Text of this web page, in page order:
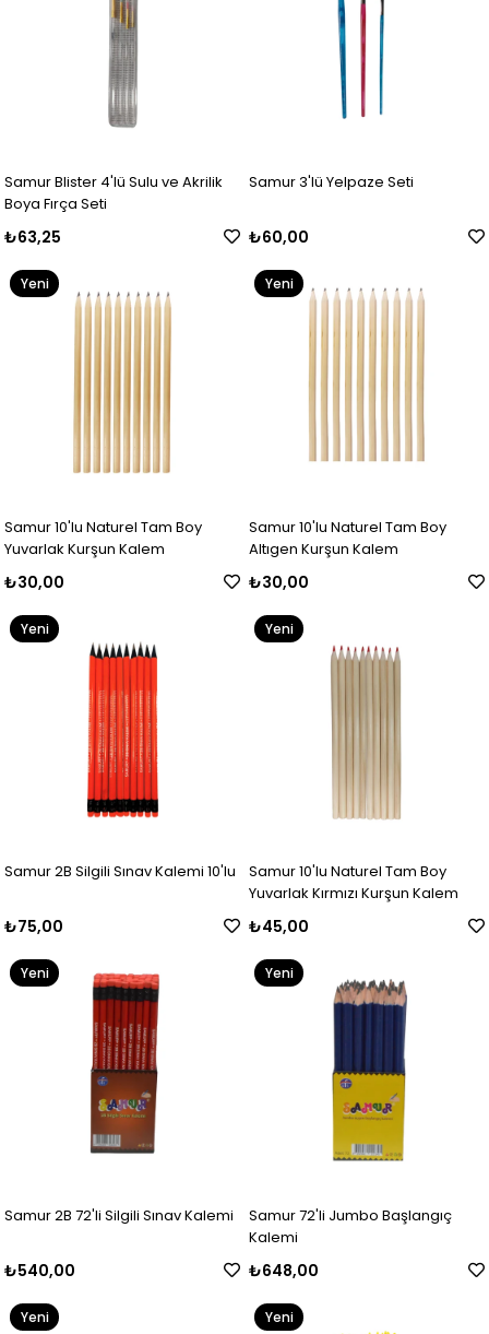
Samur Blister 4'lü Sulu ve Akrilik
Boya Fırça Seti
₺63,25
Samur 3'lü Yelpaze Seti
₺60,00
Samur 10'lu Naturel Tam Boy
Yuvarlak Kurşun Kalem
₺30,00
Yeni
Samur 10'lu Naturel Tam Boy
Altıgen Kurşun Kalem
₺30,00
Yeni
Samur 2B Silgili Sınav Kalemi 10'lu
₺75,00
Yeni
Samur 10'lu Naturel Tam Boy
Yuvarlak Kırmızı Kurşun Kalem
₺45,00
Yeni
Samur 2B 72'li Silgili Sınav Kalemi
₺540,00
Yeni
Samur 72'li Jumbo Başlangıç
Kalemi
₺648,00
Yeni
Yeni
Yeni